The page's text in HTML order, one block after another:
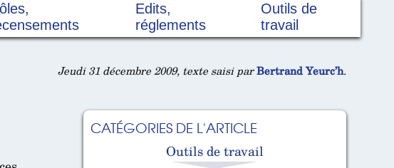
Edits,
réglements
Outils de
travail
Jeudi 31 décembre 2009, texte saisi parBertrand Yeurc’h.
CATÉGORIES DE L'ARTICLE
Outils de travail